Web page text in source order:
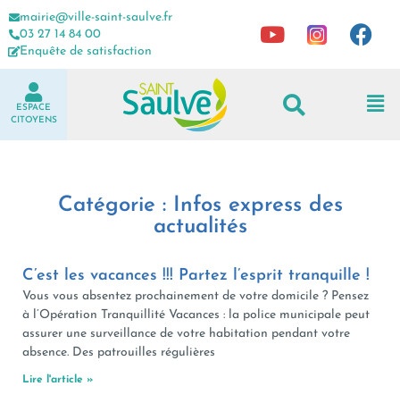
mairie@ville-saint-saulve.fr
03 27 14 84 00
Enquête de satisfaction
ESPACE
CITOYENS
Catégorie : Infos express des
actualités
C’est les vacances !!! Partez l’esprit tranquille !
Vous vous absentez prochainement de votre domicile ? Pensez
à l’Opération Tranquillité Vacances : la police municipale peut
assurer une surveillance de votre habitation pendant votre
absence. Des patrouilles régulières
Lire l'article »